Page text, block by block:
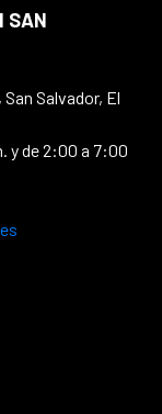
SAN
Salvador, El
y de 2:00 a 7:00